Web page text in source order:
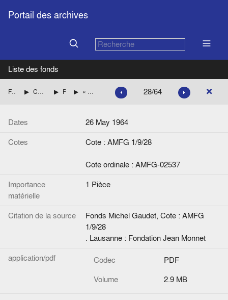
Portail des archives
Liste des fonds
Fonds Michel Gaudet Consultations du Service juridique des exécutifs européens « Aménagements du contrôle technique sur les opérations du F.E.D. La Commission est-elle compétente pour en décider seule ? En cas de réponse affirmative, devrait-elle du moins informer le Conseil ou les Etats membres ? », note de Michel Gaudet 28/64
Dates
26 May 1964
Cotes
Cote : AMFG 1/9/28
Cote ordinale : AMFG-02537
Importance
matérielle
1 Pièce
Citation de la source
Fonds Michel Gaudet, Cote : AMFG
1/9/28
. Lausanne : Fondation Jean Monnet
application/pdf
Codec
PDF
Volume
2.9 MB